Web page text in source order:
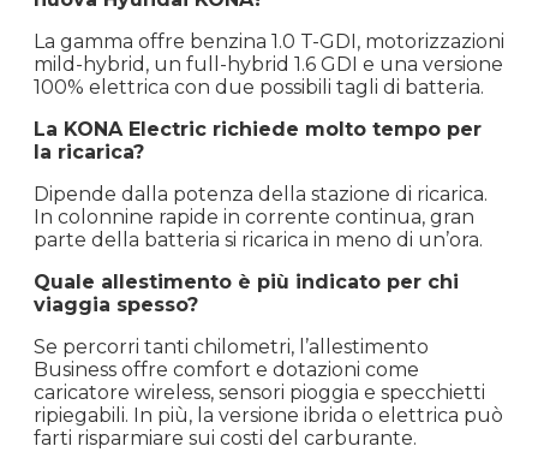
La gamma offre benzina 1.0 T-GDI, motorizzazioni
mild-hybrid, un full-hybrid 1.6 GDI e una versione
100% elettrica con due possibili tagli di batteria.
La KONA Electric richiede molto tempo per
la ricarica?
Dipende dalla potenza della stazione di ricarica.
In colonnine rapide in corrente continua, gran
parte della batteria si ricarica in meno di un’ora.
Quale allestimento è più indicato per chi
viaggia spesso?
Se percorri tanti chilometri, l’allestimento
Business offre comfort e dotazioni come
caricatore wireless, sensori pioggia e specchietti
ripiegabili. In più, la versione ibrida o elettrica può
farti risparmiare sui costi del carburante.